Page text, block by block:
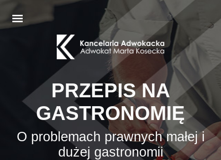
PRZEPIS NA
GASTRONOMIĘ
O problemach prawnych małej i
dużej gastronomii